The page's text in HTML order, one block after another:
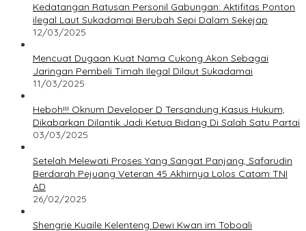
Kedatangan Ratusan Personil Gabungan: Aktifitas Ponton
ilegal Laut Sukadamai Berubah Sepi Dalam Sekejap
12/03/2025
Mencuat Dugaan Kuat Nama Cukong Akon Sebagai
Jaringan Pembeli Timah Ilegal Dilaut Sukadamai
11/03/2025
Heboh!!! Oknum Developer D Tersandung Kasus Hukum,
Dikabarkan Dilantik Jadi Ketua Bidang Di Salah Satu Partai
03/03/2025
Setelah Melewati Proses Yang Sangat Panjang, Safarudin
Berdarah Pejuang Veteran 45 Akhirnya Lolos Catam TNI
AD
26/02/2025
Shengrie Kuaile Kelenteng Dewi Kwan im Toboali